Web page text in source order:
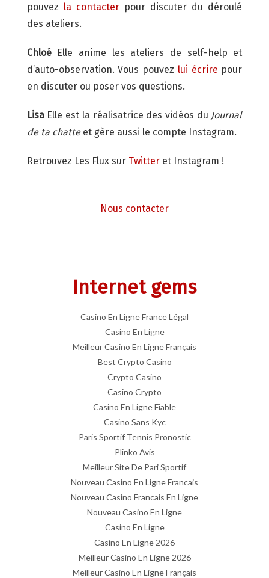
pouvez la contacterpour discuter du déroulé
des ateliers.
ChloéElle anime les ateliers de self-help et
d’auto-observation. Vous pouvez lui écrire pour
en discuter ou poser vos questions.
Lisa Elle est la réalisatrice des vidéos du Journal
de ta chatteet gère aussi le compte Instagram.
Retrouvez Les Flux sur Twitteret Instagram !
Nous contacter
Internet gems
Casino En Ligne France Légal
Casino En Ligne
Meilleur Casino En Ligne Français
Best Crypto Casino
Crypto Casino
Casino Crypto
Casino En Ligne Fiable
Casino Sans Kyc
Paris Sportif Tennis Pronostic
Plinko Avis
Meilleur Site De Pari Sportif
Nouveau Casino En Ligne Francais
Nouveau Casino Francais En Ligne
Nouveau Casino En Ligne
Casino En Ligne
Casino En Ligne 2026
Meilleur Casino En Ligne 2026
Meilleur Casino En Ligne Français